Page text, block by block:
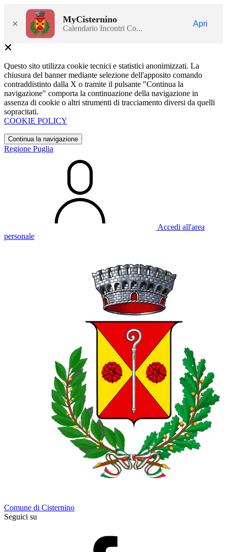
× MyCisternino
Calendario Incontri Co...
Apri
Questo sito utilizza cookie tecnici e statistici anonimizzati. La
chiusura del banner mediante selezione dell'apposito comando
contraddistinto dalla X o tramite il pulsante "Continua la
navigazione" comporta la continuazione della navigazione in
assenza di cookie o altri strumenti di tracciamento diversi da quelli
sopracitati.
COOKIE POLICY
Continua la navigazione
Regione Puglia
Accedi all'area
personale
Comune di Cisternino
Seguici su